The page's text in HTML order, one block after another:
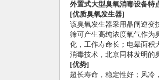
外置式大型臭氧消毒设备特
[优质臭氧发生器]
该臭氧发生器采用晶闸逆变
筛可产生高纯浓度氧气作为
化，工作寿命长；电晕面积
消毒技术，北京同林发明的
[优势]
超长寿命，稳定性好；风冷